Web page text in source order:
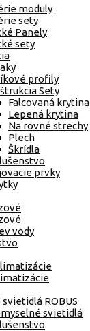
moduly
sety
Panely
sety
profily
Sety
Falcovaná krytina
Lepená krytina
Na rovné strechy
Plech
Škrídla
prvky
vody
ROBUS
svietidlá